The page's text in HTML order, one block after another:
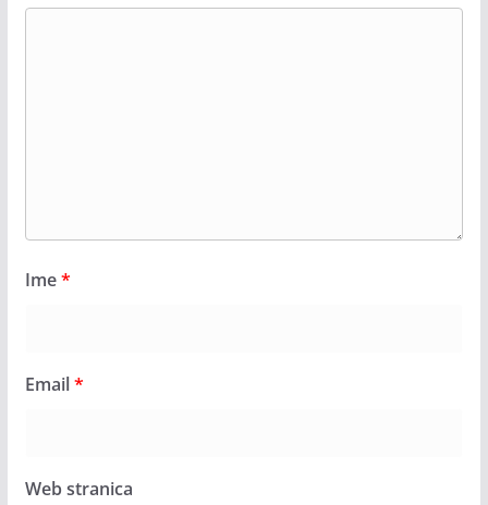
Ime*
Email*
Web stranica